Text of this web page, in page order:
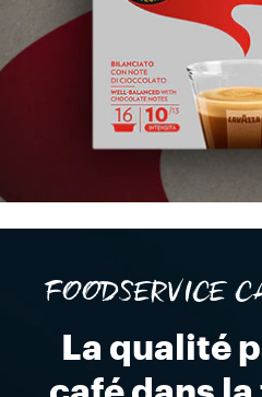
FOODSERVICE